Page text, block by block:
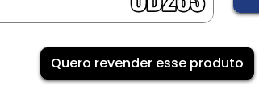
Quero revender esse produto